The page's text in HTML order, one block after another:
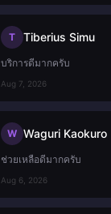
T Tiberius Simu
บริการดีมากครับ
Aug 7, 2026
W Waguri Kaokuro
ช่วยเหลือดีมากครับ
Aug 6, 2026